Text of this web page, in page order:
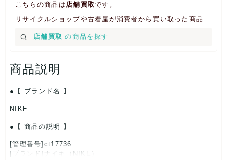
こちらの商品は 店舗買取です。
リサイクルショップや古着屋が消費者から買い取った商品
店舗買取 の商品を探す
商品説明
【 ブランド名 】
NIKE
【 商品の説明 】
[管理番号]ct17736
[ブランド]ナイキ（NIKE）